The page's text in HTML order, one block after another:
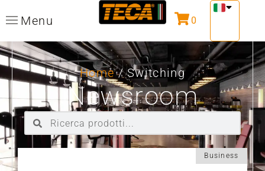
Menu 0
Home/ Switching
Newsroom
Business